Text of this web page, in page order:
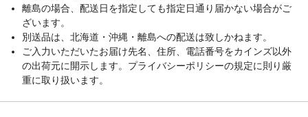
離島の場合、配送日を指定しても指定日通り届かない場合がご
ざいます。
別送品は、北海道・沖縄・離島への配送は致しかねます。
ご入力いただいたお届け先名、住所、電話番号をカインズ以外
の出荷元に開示します。プライバシーポリシーの規定に則り厳
重に取り扱います。